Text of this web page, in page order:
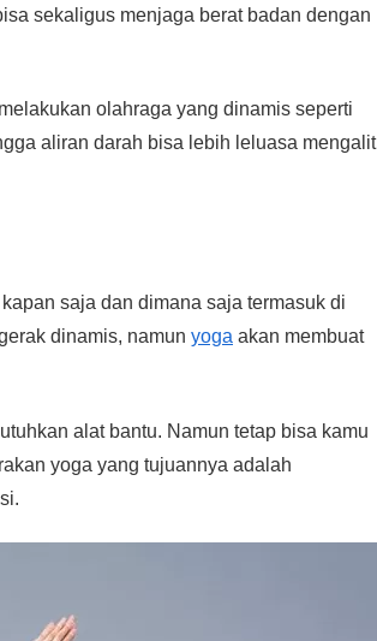
sekaligus menjaga berat badan dengan
olahraga yang dinamis seperti
aliran darah bisa lebih leluasa mengalit
saja dan dimana saja termasuk di
dinamis, namun yoga akan membuat
alat bantu. Namun tetap bisa kamu
yoga yang tujuannya adalah